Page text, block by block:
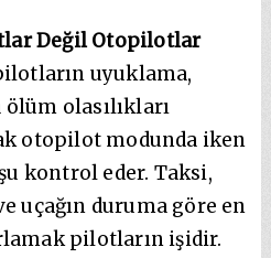
Değil Otopilotlar
uyuklama,
olasılıkları
otopilot modunda iken
kontrol eder. Taksi,
uçağın duruma göre en
pilotların işidir.